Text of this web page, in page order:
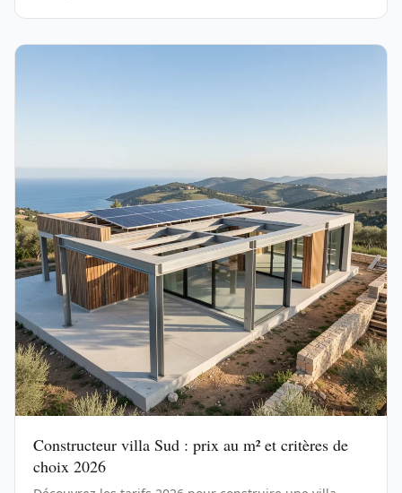
Constructeur villa Sud : prix au m² et critères de
choix 2026